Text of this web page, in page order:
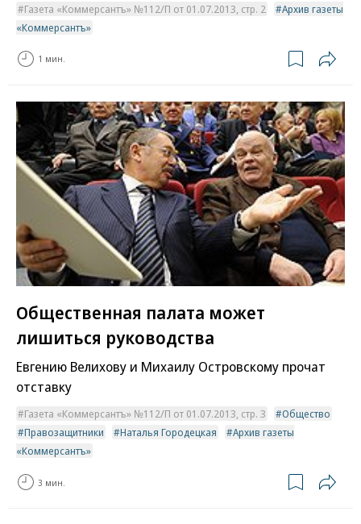
Газета «Коммерсантъ» №112/П от 01.07.2013, стр. 2
Архив газеты
«Коммерсантъ»
1 мин.
Общественная палата может
лишиться руководства
Евгению Велихову и Михаилу Островскому прочат
отставку
Газета «Коммерсантъ» №112/П от 01.07.2013, стр. 3
Общество
Правозащитники
Наталья Городецкая
Архив газеты
«Коммерсантъ»
3 мин.